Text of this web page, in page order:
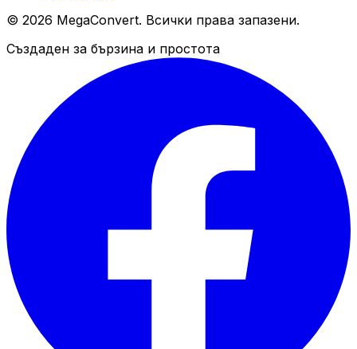
© 2026 MegaConvert. Всички права запазени.
Създаден за бързина и простота